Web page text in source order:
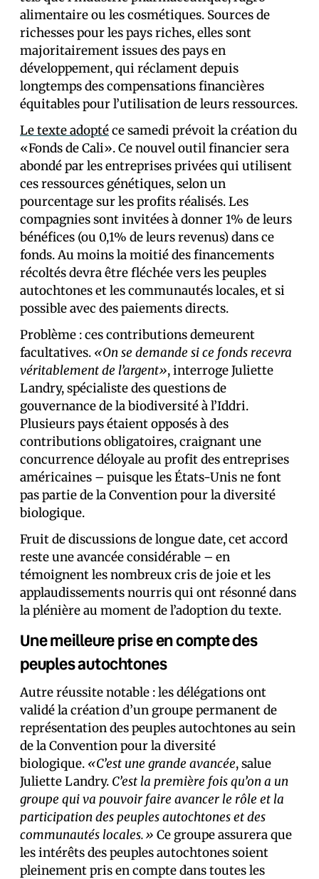
alimentaire ou les cosmétiques. Sources de
richesses pour les pays riches, elles sont
majoritairement issues des pays en
développement, qui réclament depuis
longtemps des compensations financières
équitables pour l’utilisation de leurs ressources.
Le texte adoptéce samedi prévoit la création du
«Fonds de Cali». Ce nouvel outil financier sera
abondé par les entreprises privées qui utilisent
ces ressources génétiques, selon un
pourcentage sur les profits réalisés. Les
compagnies sont invitées à donner 1% de leurs
bénéfices (ou 0,1% de leurs revenus) dans ce
fonds. Au moins la moitié des financements
récoltés devra être fléchée vers les peuples
autochtones et les communautés locales, et si
possible avec des paiements directs.
Problème : ces contributions demeurent
facultatives. «On se demande si ce fonds recevra
véritablement de l’argent», interroge Juliette
Landry, spécialiste des questions de
gouvernance de la biodiversité à l’Iddri.
Plusieurs pays étaient opposés à des
contributions obligatoires, craignant une
concurrence déloyale au profit des entreprises
américaines – puisque les États-Unis ne font
pas partie de la Convention pour la diversité
biologique.
Fruit de discussions de longue date, cet accord
reste une avancée considérable – en
témoignent les nombreux cris de joie et les
applaudissements nourris qui ont résonné dans
la plénière au moment de l’adoption du texte.
Une meilleure prise en compte des
peuples autochtones
Autre réussite notable : les délégations ont
validé la création d’un groupe permanent de
représentation des peuples autochtones au sein
de la Convention pour la diversité
biologique. «C’est une grande avancée, salue
Juliette Landry. C’est la première fois qu’on a un
groupe qui va pouvoir faire avancer le rôle et la
participation des peuples autochtones et des
communautés locales.» Ce groupe assurera que
les intérêts des peuples autochtones soient
pleinement pris en compte dans toutes les